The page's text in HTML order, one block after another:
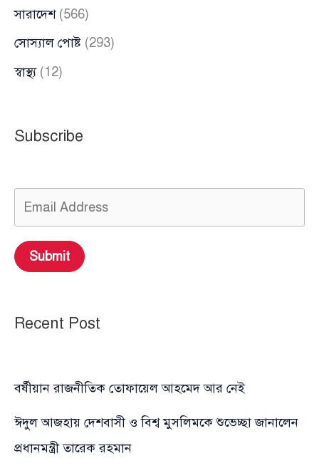
সারাদেশ(566)
সোস্যাল পোষ্ট (293)
স্বাস্থ্য(12)
Subscribe
Submit
Recent Post
বর্ষীয়ান রাজনীতিক তোফায়েল আহমেদ আর নেই
ঈদুল আজহায় দেশবাসী ও বিশ্ব মুসলিমকে শুভেচ্ছা জানালেন
প্রধানমন্ত্রী তারেক রহমান